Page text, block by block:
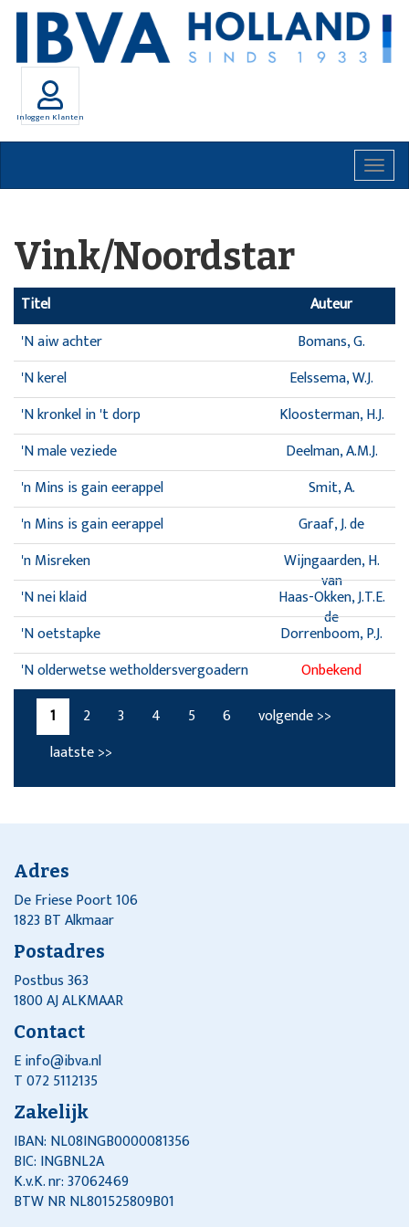
Inloggen Klanten
Vink/Noordstar
Titel
Auteur
'N aiw achter
Bomans, G.
'N kerel
Eelssema, W.J.
'N kronkel in 't dorp
Kloosterman, H.J.
'N male veziede
Deelman, A.M.J.
'n Mins is gain eerappel
Smit, A.
'n Mins is gain eerappel
Graaf, J. de
'n Misreken
Wijngaarden, H.
van
'N nei klaid
Haas-Okken, J.T.E.
de
'N oetstapke
Dorrenboom, P.J.
'N olderwetse wetholdersvergoadern
Onbekend
1
2 3 4 5 6
volgende >>
laatste >>
Adres
De Friese Poort 106
1823 BT Alkmaar
Postadres
Postbus 363
1800 AJ ALKMAAR
Contact
Einfo@ibva.nl
T 072 5112135
Zakelijk
IBAN: NL08INGB0000081356
BIC: INGBNL2A
K.v.K. nr: 37062469
BTW NR NL801525809B01